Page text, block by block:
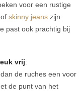
voor een rustige
skinny jeans zijn
past ook prachtig bij
vrij:
de ruches een voor
de punt van het